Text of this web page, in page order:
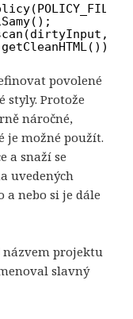
povolené
styly. Protože
náročné,
je možné použít.
a snaží se
uvedených
nebo si je dále
názvem projektu
slavný